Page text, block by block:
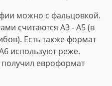
можно с фальцовкой.
считаются А3 - А5 (в
Есть также формат
используют реже.
евроформат